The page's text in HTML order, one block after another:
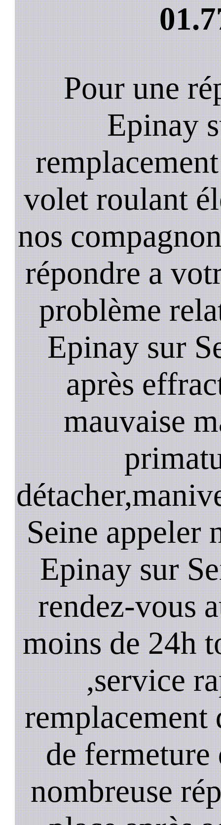
Pour une
Epinay
volet roulant
nos
répondre a
problème
Epinay sur
après
mauvaise
Seine appeler
Epinay sur
rendez-vous
moins de 24h
,service
remplacement
de
nombreuse